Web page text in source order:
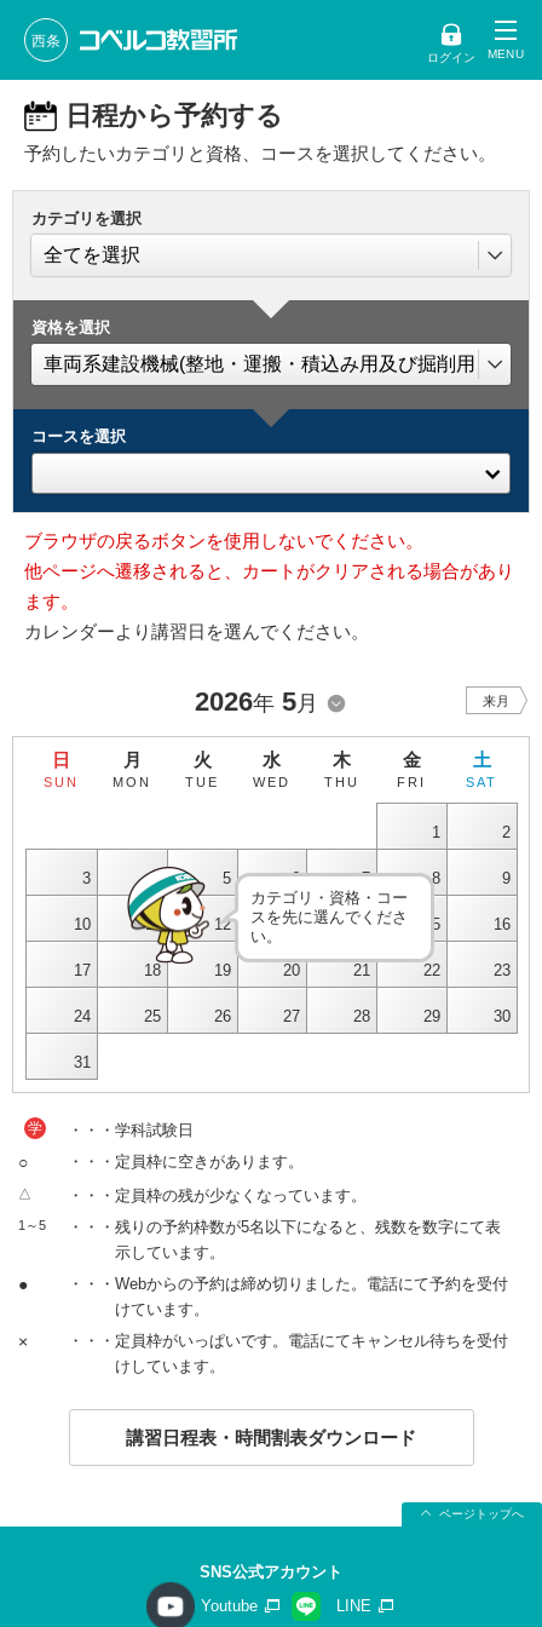
西条
ログイン
日程から予約する
予約したいカテゴリと資格、コースを選択してください。
カテゴリを選択
資格を選択
コースを選択
ブラウザの戻るボタンを使用しないでください。
他ページへ遷移されると、カートがクリアされる場合があり
ます。
カレンダーより講習日を選んでください。
2026年 5月 来月
日
SUN
月
MON
火
TUE
水
WED
木
THU
金
FRI
土
SAT
1 2
3 4 5 6 7 8 9
10 11 12 13 14 15 16
17 18 19 20 21 22 23
24 25 26 27 28 29 30
31
カテゴリ・資格・コー
スを先に選んでくださ
い。
学 ・・・学科試験日
○ ・・・定員枠に空きがあります。
△ ・・・定員枠の残が少なくなっています。
1～5
・・・残りの予約枠数が5名以下になると、残数を数字にて表
示しています。
●
・・・Webからの予約は締め切りました。電話にて予約を受付
けています。
×
・・・定員枠がいっぱいです。電話にてキャンセル待ちを受付
けしています。
講習日程表・時間割表ダウンロード
ページトップへ
SNS公式アカウント
Youtube
LINE